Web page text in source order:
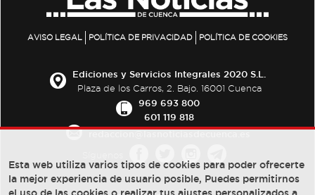
AVISO LEGAL POLÍTICA DE PRIVACIDAD POLÍTICA DE COOKIES
Ediciones y Servicios Integrales 2020 S.L.
Plaza de los Carros, 2. Bajo. 16001 Cuenca
969 693 800
601 119 818
Esta web utiliza varios tipos de cookies para poder ofrecerte
la mejor experiencia de usuario posible, Puedes permitirnos